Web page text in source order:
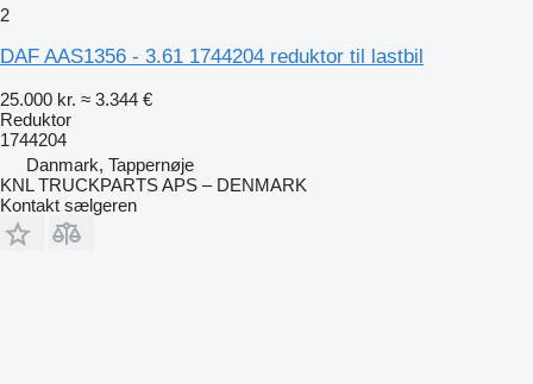
2
DAF AAS1356 - 3.61 1744204 reduktor til lastbil
25.000 kr. ≈ 3.344 €
Reduktor
1744204
Danmark, Tappernøje
KNL TRUCKPARTS APS – DENMARK
Kontakt sælgeren